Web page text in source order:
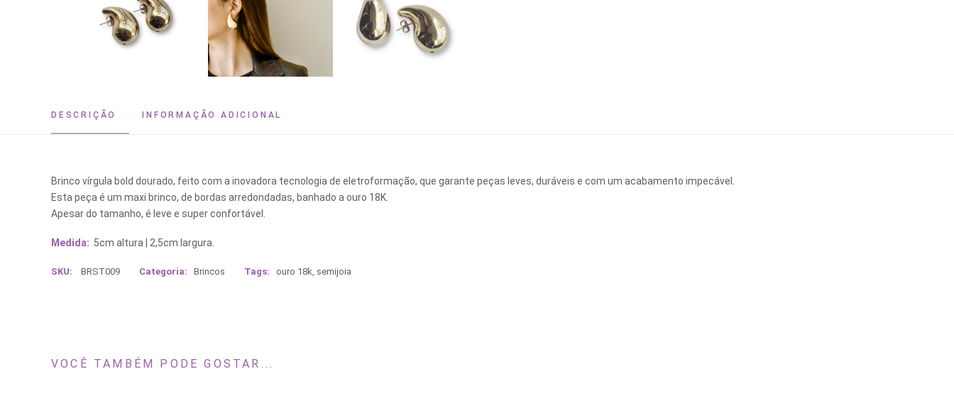
DESCRIÇÃO INFORMAÇÃO ADICIONAL
Brinco vírgula bold dourado, feito com a inovadora tecnologia de eletroformação, que garante peças leves, duráveis e com um acabamento impecável.
Esta peça é um maxi brinco, de bordas arredondadas, banhado a ouro 18K.
Apesar do tamanho, é leve e super confortável.
Medida: 5cm altura | 2,5cm largura.
SKU: BRST009 Categoria: Brincos Tags: ouro 18k, semijoia
VOCÊ TAMBÉM PODE GOSTAR...